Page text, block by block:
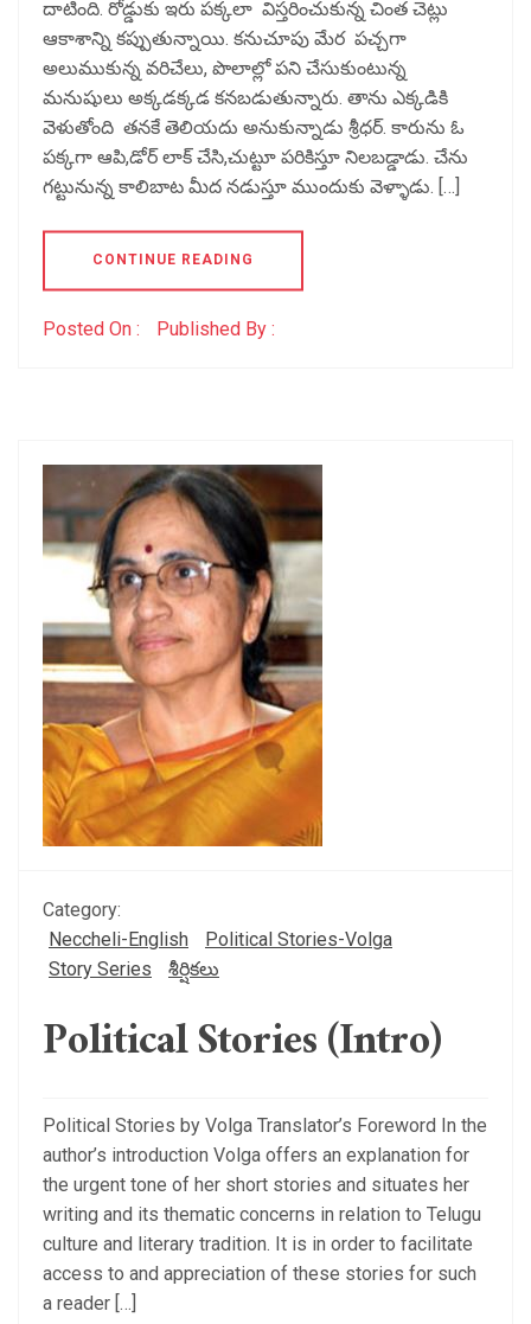
దాటింది. రోడ్డుకు ఇరు పక్కలా విస్తరించుకున్న చింత చెట్లు
ఆకాశాన్ని కప్పుతున్నాయి. కనుచూపు మేర పచ్చగా
అలుముకున్న వరిచేలు, పొలాల్లో పని చేసుకుంటున్న
మనుషులు అక్కడక్కడ కనబడుతున్నారు. తాను ఎక్కడికి
వెళుతోంది తనకే తెలియదు అనుకున్నాడు శ్రీధర్. కారును ఓ
పక్కగా ఆపి,డోర్ లాక్ చేసి,చుట్టూ పరికిస్తూ నిలబడ్డాడు. చేను
గట్టునున్న కాలిబాట మీద నడుస్తూ ముందుకు వెళ్ళాడు. […]
CONTINUE READING
Posted On : Published By :
Category:
Neccheli-English
Political Stories-Volga
Story Series
శీర్షికలు
Political Stories (Intro)
Political Stories by Volga Translator’s Foreword In the
author’s introduction Volga offers an explanation for
the urgent tone of her short stories and situates her
writing and its thematic concerns in relation to Telugu
culture and literary tradition. It is in order to facilitate
access to and appreciation of these stories for such
a reader […]